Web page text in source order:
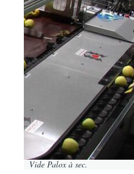
Vide Palox à sec.